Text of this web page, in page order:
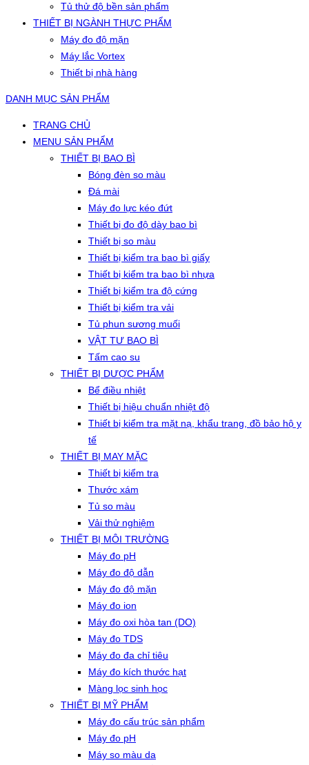
Tủ thử độ bền sản phẩm
THIẾT BỊ NGÀNH THỰC PHẨM
Máy đo độ mặn
Máy lắc Vortex
Thiết bị nhà hàng
DANH MỤC SẢN PHẨM
TRANG CHỦ
MENU SẢN PHẨM
THIẾT BỊ BAO BÌ
Bóng đèn so màu
Đá mài
Máy đo lực kéo đứt
Thiết bị đo độ dày bao bì
Thiết bị so màu
Thiết bị kiểm tra bao bì giấy
Thiết bị kiểm tra bao bì nhựa
Thiết bị kiểm tra độ cứng
Thiết bị kiểm tra vải
Tủ phun sương muối
VẬT TƯ BAO BÌ
Tấm cao su
THIẾT BỊ DƯỢC PHẨM
Bể điều nhiệt
Thiết bị hiệu chuẩn nhiệt độ
Thiết bị kiểm tra mặt nạ, khẩu trang, đồ bảo hộ y
tế
THIẾT BỊ MAY MẶC
Thiết bị kiểm tra
Thước xám
Tủ so màu
Vải thử nghiệm
THIẾT BỊ MÔI TRƯỜNG
Máy đo pH
Máy đo độ dẫn
Máy đo độ mặn
Máy đo ion
Máy đo oxi hòa tan (DO)
Máy đo TDS
Máy đo đa chỉ tiêu
Máy đo kích thước hạt
Màng lọc sinh học
THIẾT BỊ MỸ PHẨM
Máy đo cấu trúc sản phẩm
Máy đo pH
Máy so màu da